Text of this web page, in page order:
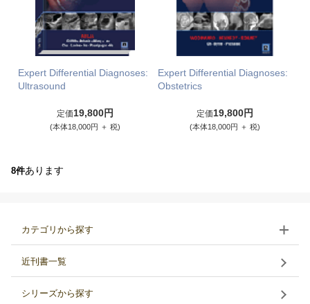
Expert Differential Diagnoses:
Ultrasound
定価19,800円
(本体18,000円 ＋ 税)
Expert Differential Diagnoses:
Obstetrics
定価19,800円
(本体18,000円 ＋ 税)
8件あります
カテゴリから探す
近刊書一覧
シリーズから探す